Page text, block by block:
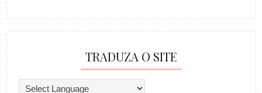
TRADUZA O SITE